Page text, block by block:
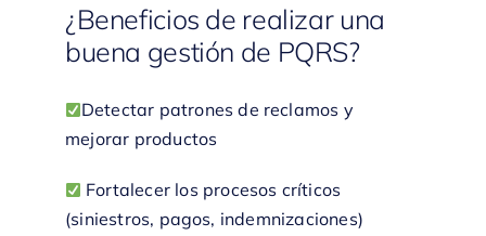
¿Beneficios de realizar una
buena gestión de PQRS?
Detectar patrones de reclamos y
mejorar productos
Fortalecer los procesos críticos
(siniestros, pagos, indemnizaciones)